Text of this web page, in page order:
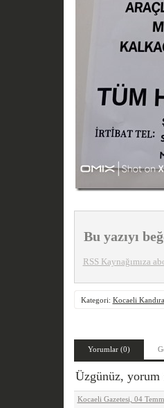
Bu yazıyı
RSS Kaynağımıza
Kategori: Kocaeli
Yorumlar (0)
Üzgünüz, yorum
Kocaeli Gazetesi, 04